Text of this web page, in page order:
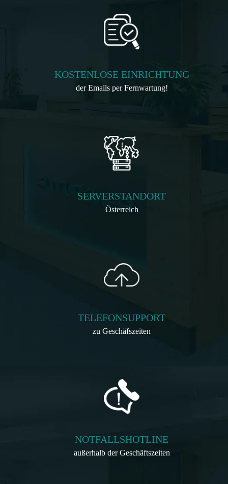
KOSTENLOSE EINRICHTUNG
der Emails per Fernwartung!
SERVERSTANDORT
Österreich
TELEFONSUPPORT
zu Geschäfszeiten
NOTFALLSHOTLINE
außerhalb der Geschäftszeiten